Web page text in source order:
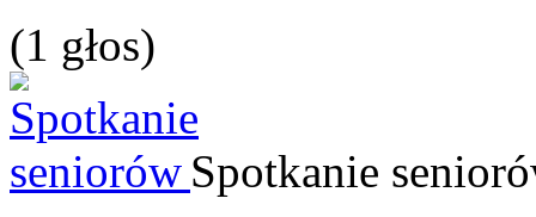
(1 głos)
Spotkanie